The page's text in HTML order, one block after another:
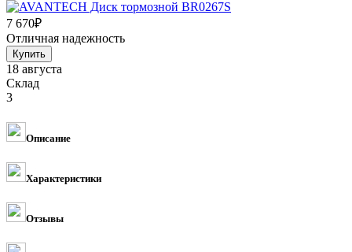
7 670₽
Отличная надежность
18 августа
Склад
3
Описание
Характеристики
Отзывы